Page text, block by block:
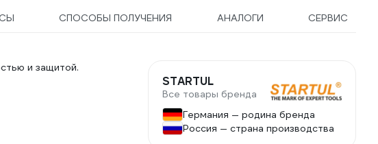
СПОСОБЫ ПОЛУЧЕНИЯ АНАЛОГИ СЕРВИС
и защитой.
STARTUL
Все товары бренда
Германия — родина бренда
Россия — страна производства